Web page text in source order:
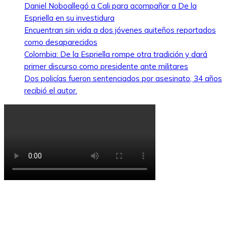
Daniel Noboallegó a Cali para acompañar a De la
Espriella en su investidura
Encuentran sin vida a dos jóvenes quiteños reportados
como desaparecidos
Colombia: De la Espriella rompe otra tradición y dará
primer discurso como presidente ante militares
Dos policías fueron sentenciados por asesinato, 34 años
recibió el autor.